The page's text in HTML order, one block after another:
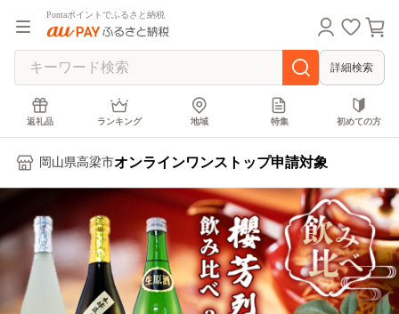
Pontaポイントでふるさと納税
詳細検索
返礼品 ランキング 地域 特集 初めての方
岡山県高梁市オンラインワンストップ申請対象